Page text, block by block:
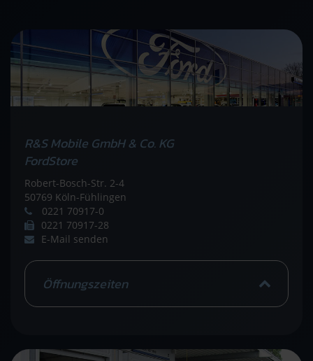
R&S Mobile GmbH & Co. KG
FordStore
Robert-Bosch-Str. 2-4
50769 Köln-Fühlingen
0221 70917-0
0221 70917-28
E-Mail senden
Öffnungszeiten